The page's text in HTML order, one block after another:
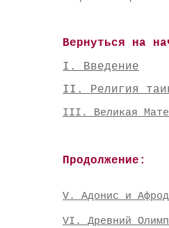
Вернуться на
I. Введение
II. Религия
III. Великая
Продолжение:
V. Адонис и
VI. Древний Олимп